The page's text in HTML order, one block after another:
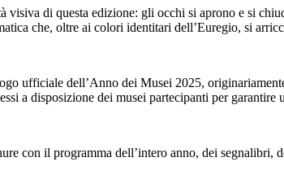
visiva di questa edizione: gli occhi si aprono e si
che, oltre ai colori identitari dell’Euregio, si
ufficiale dell’Anno dei Musei 2025,
a disposizione dei musei partecipanti per
con il programma dell’intero anno, dei